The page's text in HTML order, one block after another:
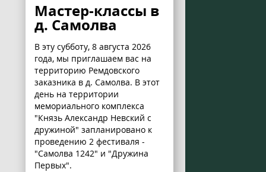
Мастер-классы в
д. Самолва
В эту субботу, 8 августа 2026
года, мы приглашаем вас на
территорию Ремдовского
заказника в д. Самолва. В этот
день на территории
мемориального комплекса
"Князь Александр Невский с
дружиной" запланировано к
проведению 2 фестиваля -
"Самолва 1242" и "Дружина
Первых".